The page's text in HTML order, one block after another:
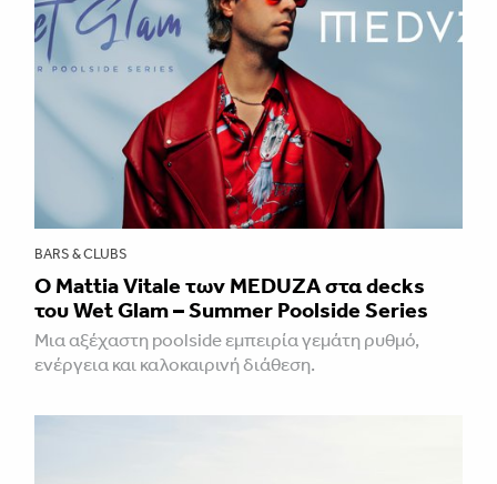
BARS & CLUBS
Ο Mattia Vitale των MEDUZA στα decks
του Wet Glam – Summer Poolside Series
Mια αξέχαστη poolside εμπειρία γεμάτη ρυθμό,
ενέργεια και καλοκαιρινή διάθεση.